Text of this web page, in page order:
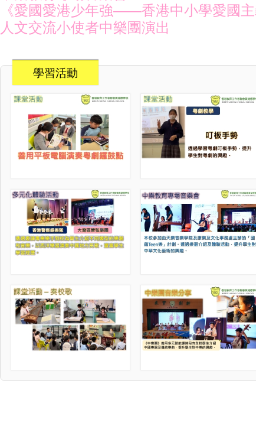
《愛國愛港少年強——香港中小學愛國主
人文交流小使者中樂團演出
學習活動